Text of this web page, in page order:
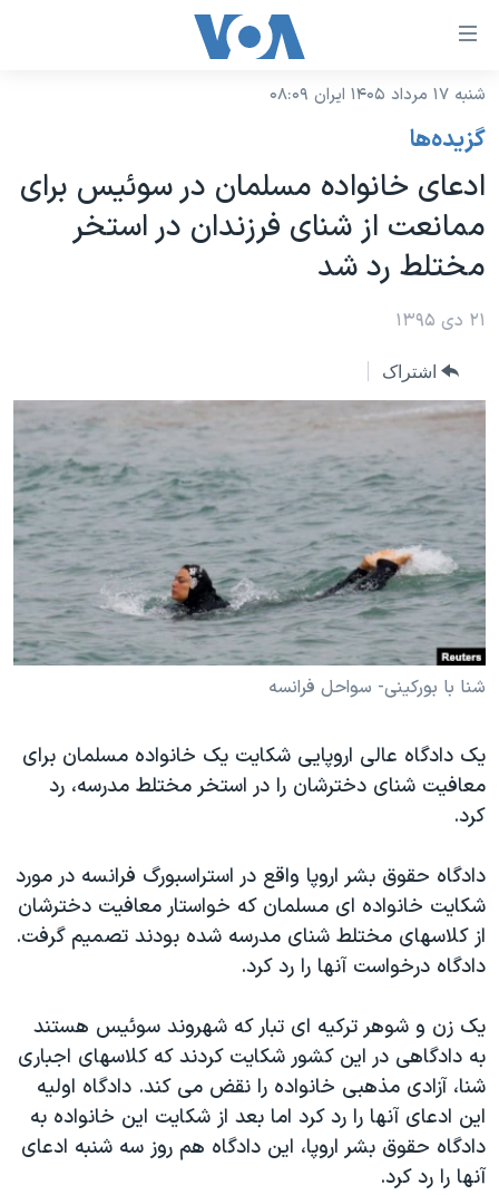
لینکهای
دسترسی
جهش
محتوای
اصلی
جهش
صفحه
جهش
به
جستجو
نسخه سبک وب‌سایت
موضوع ها
ایران
آمریکا
جهان
ورزشی
گزیده‌ها
فرهنگ و زندگی
حقوق شهروندی
اقتصادی
علم و فناوری
اسرائیل در جنگ
آرشیو پخش زنده
برنامه های تلویزیونی
جدول برنامه ها
صفحه‌های ویژه
جام جهانی ۲۰۲۶
عملیات خشم حماسی
بایگانی برنامه‌های تلویزیونی
مستندها
انتخابات ریاست جمهوری آمریکا ۲۰۲۴
حمله جمهوری اسلامی به اسرائیل
رمز مهسا
ورزش زنان در ایران
مجموعه مستندهای دادخواهی
تریبونال مردمی آبان ۹۸
چهل سال گروگان‌گیری
قانون شفافیت دارائی کادر رهبری ایران
اعتراضات مردمی آبان ۹۸
نرگس محمدی برنده جایزه نوبل صلح
همایش محافظه‌کاران آمریکا «سی‌پک»
صفحه‌های ویژه
سفر پرزیدنت ترامپ به چین
فرکانس‌های صدای آمریکا
پخش رادیویی
یادگیری زبان انگلیسی
دنبال کنید
زبانهای مختلف
شنبه ۱۷ مرداد ۱۴۰۵ ایران ۰۸:۰۹
گزيده‌ها
ادعای خانواده مسلمان در سوئیس برای
ممانعت از شنای فرزندان در استخر
مختلط رد شد
۲۱ دی ۱۳۹۵
اشتراک
شنا با بورکینی- سواحل فرانسه
یک دادگاه عالی اروپایی شکایت یک خانواده مسلمان برای
معافیت شنای دخترشان را در استخر مختلط مدرسه، رد
کرد.
دادگاه حقوق بشر اروپا واقع در استراسبورگ فرانسه در مورد
شکایت خانواده ای مسلمان که خواستار معافیت دخترشان
از کلاسهای مختلط شنای مدرسه شده بودند تصمیم گرفت.
دادگاه درخواست آنها را رد کرد.
یک زن و شوهر ترکیه ای تبار که شهروند سوئیس هستند
به دادگاهی در این کشور شکایت کردند که کلاسهای اجباری
شنا، آزادی مذهبی خانواده را نقض می کند. دادگاه اولیه
این ادعای آنها را رد کرد اما بعد از شکایت این خانواده به
دادگاه حقوق بشر اروپا، این دادگاه هم روز سه شنبه ادعای
آنها را رد کرد.